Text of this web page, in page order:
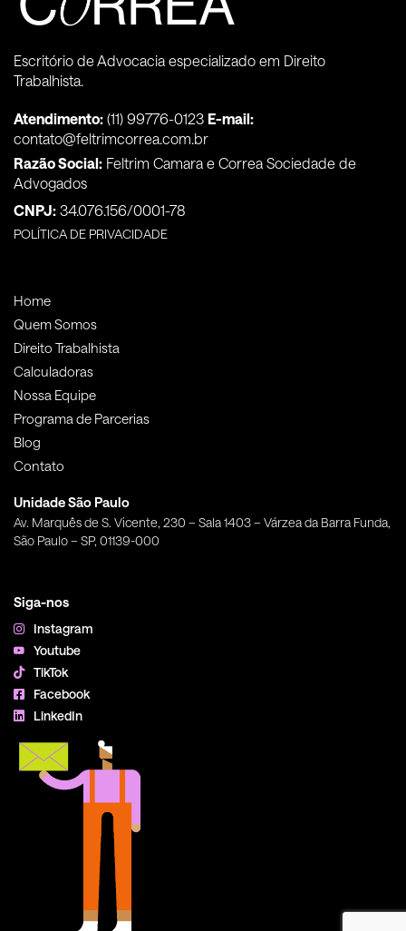
Escritório de Advocacia especializado em Direito
Trabalhista.
Atendimento: (11) 99776-0123 E-mail:
contato@feltrimcorrea.com.br
Razão Social: Feltrim Camara e Correa Sociedade de
Advogados
CNPJ: 34.076.156/0001-78
POLÍTICA DE PRIVACIDADE
Home
Quem Somos
Direito Trabalhista
Calculadoras
Nossa Equipe
Programa de Parcerias
Blog
Contato
Unidade São Paulo
Av. Marquês de S. Vicente, 230 – Sala 1403 – Várzea da Barra Funda,
São Paulo – SP, 01139-000
Siga-nos
Instagram
Youtube
TikTok
Facebook
LinkedIn